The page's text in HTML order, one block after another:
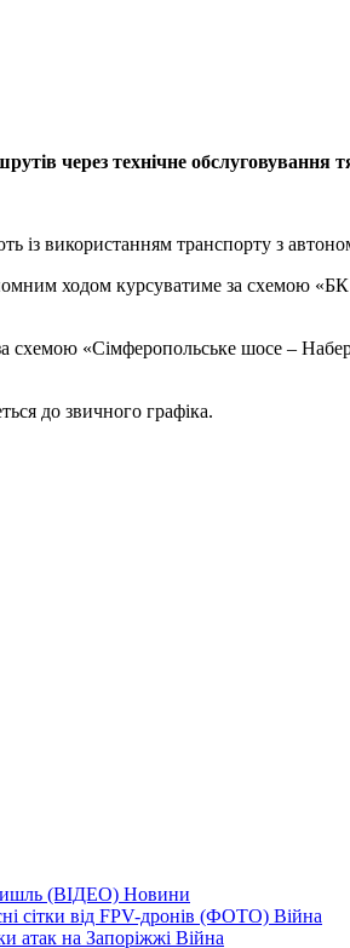
через технічне обслуговування
із використанням транспорту з
ходом курсуватиме за схемою
«Сімферопольське шосе –
до звичного графіка.
(ВІДЕО) Новини
сітки від FPV-дронів (ФОТО) Війна
атак на Запоріжжі Війна